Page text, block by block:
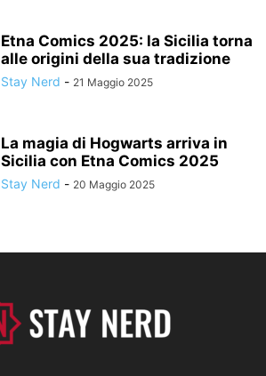
Etna Comics 2025: la Sicilia torna
alle origini della sua tradizione
Stay Nerd - 21 Maggio 2025
La magia di Hogwarts arriva in
Sicilia con Etna Comics 2025
Stay Nerd - 20 Maggio 2025